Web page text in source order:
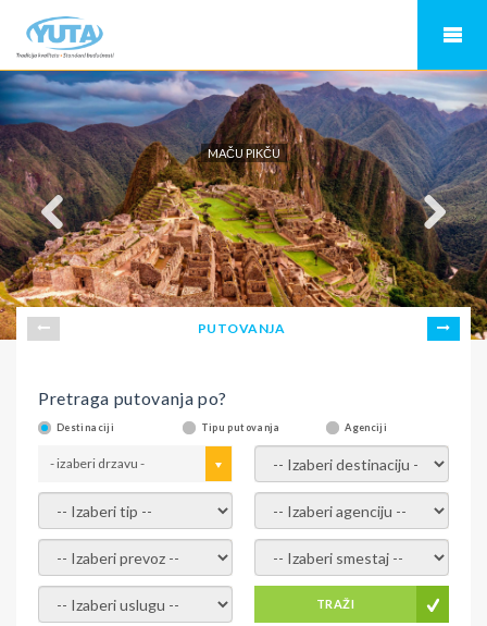
MAČU PIKČU
PUTOVANJA
Pretraga putovanja po?
Destinaciji Tipu putovanja Agenciji
- izaberi drzavu - - izaberi destinaciju -
- izaberi tip - - izaberi agenciju -
- izaberi prevoz - - Izaberite smestaj -
- Izaberite uslugu - TRAŽI